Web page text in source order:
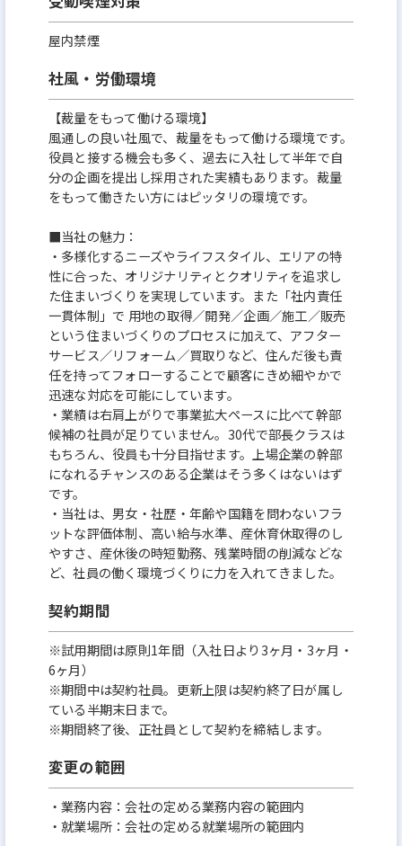
屋内禁煙
社風・労働環境
【裁量をもって働ける環境】
風通しの良い社風で、裁量をもって働ける環境です。
役員と接する機会も多く、過去に入社して半年で自
分の企画を提出し採用された実績もあります。裁量
をもって働きたい方にはピッタリの環境です。
■当社の魅力：
・多様化するニーズやライフスタイル、エリアの特
性に合った、オリジナリティとクオリティを追求し
た住まいづくりを実現しています。また「社内責任
一貫体制」で 用地の取得／開発／企画／施工／販売
という住まいづくりのプロセスに加えて、アフター
サービス／リフォーム／買取りなど、住んだ後も責
任を持ってフォローすることで顧客にきめ細やかで
迅速な対応を可能にしています。
・業績は右肩上がりで事業拡大ペースに比べて幹部
候補の社員が足りていません。30代で部長クラスは
もちろん、役員も十分目指せます。上場企業の幹部
になれるチャンスのある企業はそう多くはないはず
です。
・当社は、男女・社歴・年齢や国籍を問わないフラ
ットな評価体制、高い給与水準、産休育休取得のし
やすさ、産休後の時短勤務、残業時間の削減などな
ど、社員の働く環境づくりに力を入れてきました。
契約期間
※試用期間は原則1年間（入社日より3ヶ月・3ヶ月・
6ヶ月）
※期間中は契約社員。更新上限は契約終了日が属し
ている半期末日まで。
※期間終了後、正社員として契約を締結します。
変更の範囲
・業務内容：会社の定める業務内容の範囲内
・就業場所：会社の定める就業場所の範囲内